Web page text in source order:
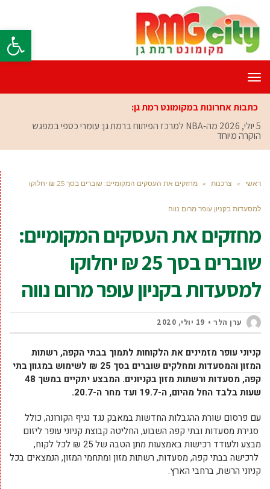
פתח
תפריט
כתבות אחרונות במקומונט רמת גן:
5 יולי, 2026
מה-NBA למרכז הפיתוח ברמת גן: עומרי כספי במפגש
הוקרה מיוחד
ראשי » צרכנות » מחזקים את העסקים המקומיים: שוברים בסך 25 ₪ יחלוקו
למסעדות בקניון עופר מרום נווה
מחזקים את העסקים המקומיים:
שוברים בסך 25 ₪ יחלוקו
למסעדות בקניון עופר מרום נווה
ערן הלר 19 יולי, 2020
קניוני עופר מזמינים את הלקוחות לתמוך בבתי הקפה, רשתות
המזון והמסעדות ומחלקים שוברים בסך 25 ₪ ל
שימוש במגוון בתי
קפה, מסעדות ורשתות מזון בקניונים.
המבצע יתקיים במשך 48
שעות בלבד החל מהיום, ה-19.7 ועד מחר ה-20.7.
עם פרסום שורת ההגבלות החדשות במאבק נגד נגיף הקורונה, כולל
סגירת מסעדות ובתי קפה השבוע, החליטה קבוצת קניוני עופר ליזום
מבצע ולעודד רכישות באמצעות מתן הטבה של 25 ₪ לכל לקוח,
לרכישה בבתי קפה, מסעדות, רשתות מזון ומתחמי המזון, הנמצאים בכל
קניוני הרשת, ברחבי הארץ.